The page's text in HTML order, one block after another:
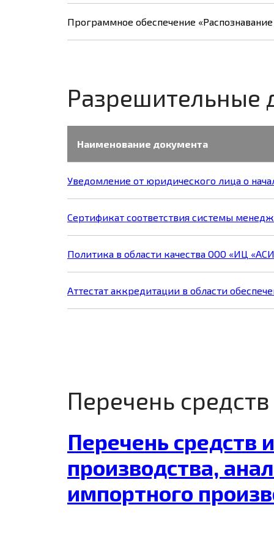
Программное обеспечение «Распознавание
Разрешительные
Наименование документа
Уведомление от юридического лица о
Сертификат соответствия системы
Политика в области качества ООО «ИЦ
Аттестат аккредитации в области
Перечень
Перечень средств
производства,
импортного